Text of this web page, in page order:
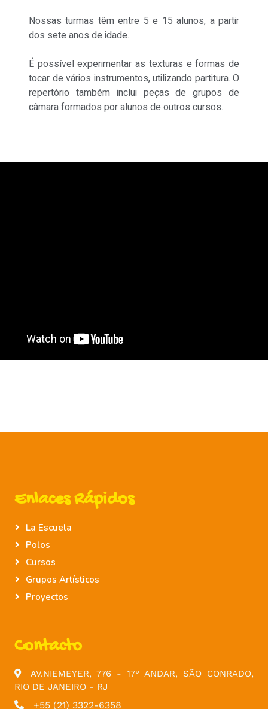
Nossas turmas têm entre 5 e 15 alunos, a partir
dos sete anos de idade.
É possível experimentar as texturas e formas de
tocar de vários instrumentos, utilizando partitura. O
repertório também inclui peças de grupos de
câmara formados por alunos de outros cursos.
Enlaces Rápidos
La Escuela
Polos
Cursos
Grupos Artísticos
Proyectos
Contacto
AV.NIEMEYER, 776 - 17° ANDAR, SÃO CONRADO,
RIO DE JANEIRO - RJ
+55 (21) 3322-6358